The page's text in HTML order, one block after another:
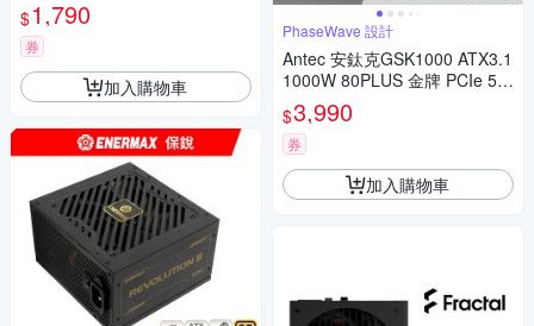
$1,790
券
加入購物車
PhaseWave 設計
Antec 安鈦克GSK1000 ATX3.1
1000W 80PLUS 金牌 PCIe 5.1
電源供應器
$3,990
券
加入購物車